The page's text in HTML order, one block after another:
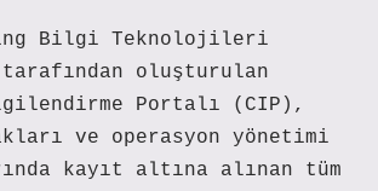
Bilgi Teknolojileri
tarafından oluşturulan
Portalı (CIP),
ve operasyon yönetimi
kayıt altına alınan tüm